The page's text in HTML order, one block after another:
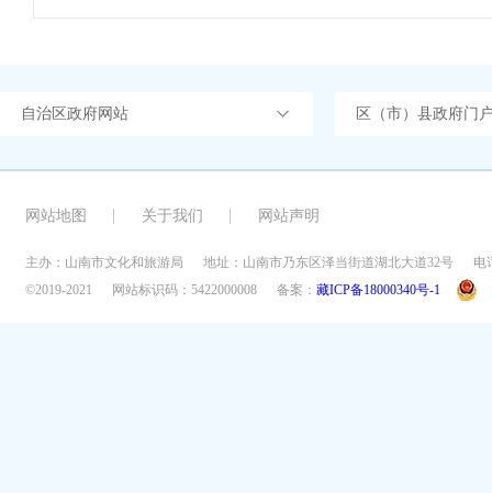
自治区政府网站 区（市）县政府门
网站地图 关于我们 网站声明
主办：山南市文化和旅游局 地址：山南市乃东区泽当街道湖北大道32号
电
©2019-2021
网站标识码：5422000008 备案： 藏ICP备18000340号-1